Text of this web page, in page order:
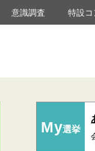
意識調査 特設
My選挙